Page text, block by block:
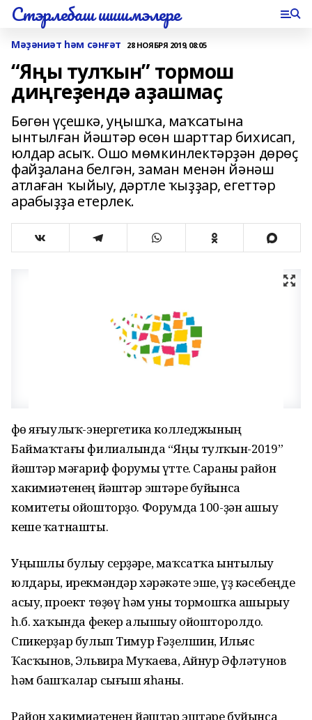
Стэрлебаш шишмэлере
Мәҙәниәт һәм сәнғәт 28 НОЯБРЯ 2019, 08:05
“Яңы тулҡын” тормош
диңгеҙендә аҙашмаҫ
Бөгөн үҫешкә, уңышҡа, маҡсатына
ынтылған йәштәр өсөн шарттар бихисап,
юлдар асыҡ. Ошо мөмкинлектәрҙән дөрөҫ
файҙалана белгән, заман менән йәнәш
атлаған ҡыйыу, дәртле ҡыҙҙар, егеттәр
арабыҙҙа етерлек.
Өфө яғыулыҡ-энергетика колледжының
Баймаҡтағы филиалында “Яңы тулҡын-2019”
йәштәр мәғариф форумы үтте. Сараны район
хакимиәтенең йәштәр эштәре буйынса
комитеты ойошторҙо. Форумда 100-ҙән ашыу
кеше ҡатнашты.
Уңышлы булыу серҙәре, маҡсатҡа ынтылыу
юлдары, ирекмәндәр хәрәкәте эше, үҙ кәсебеңде
асыу, проект төҙөү һәм уны тормошҡа ашырыу
һ.б. хаҡында фекер алышыу ойошторолдо.
Спикерҙар булып Тимур Ғәҙелшин, Ильяс
Ҡасҡынов, Эльвира Муҡаева, Айнур Әфләтунов
һәм башҡалар сығыш яһаны.
Район хакимиәтенең йәштәр эштәре буйынса